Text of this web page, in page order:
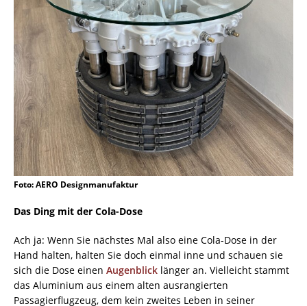
Foto: AERO Designmanufaktur
Das Ding mit der Cola-Dose
Ach ja: Wenn Sie nächstes Mal also eine Cola-Dose in der
Hand halten, halten Sie doch einmal inne und schauen sie
sich die Dose einen Augenblick länger an. Vielleicht stammt
das Aluminium aus einem alten ausrangierten
Passagierflugzeug, dem kein zweites Leben in seiner